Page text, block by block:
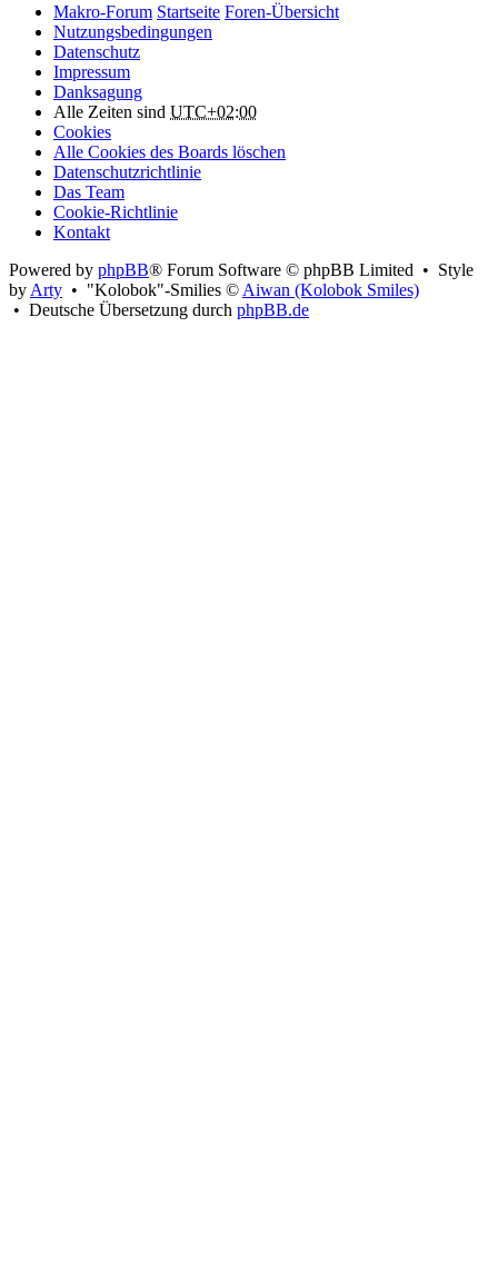
Makro-Forum Startseite Foren-Übersicht
Nutzungsbedingungen
Datenschutz
Impressum
Danksagung
Alle Zeiten sind UTC+02:00
Cookies
Alle Cookies des Boards löschen
Datenschutzrichtlinie
Das Team
Cookie-Richtlinie
Kontakt
Powered by phpBB® Forum Software © phpBB Limited • Style
by Arty • "Kolobok"-Smilies © Aiwan (Kolobok Smiles)
• Deutsche Übersetzung durch phpBB.de